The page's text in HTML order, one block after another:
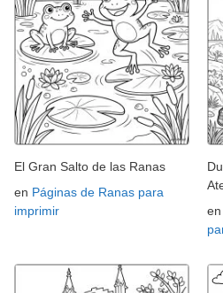
El Gran Salto de las Ranas
en Páginas de Ranas para
imprimir
en